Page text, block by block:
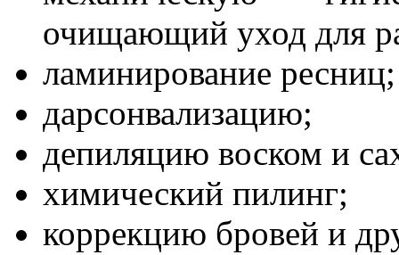
очищающий уход для
ламинирование ресниц;
дарсонвализацию;
депиляцию воском и
химический пилинг;
коррекцию бровей и